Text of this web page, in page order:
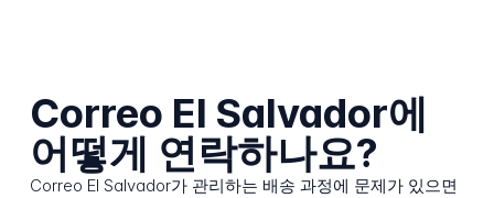
Correo El Salvador에
어떻게 연락하나요?
Correo El Salvador가 관리하는 배송 과정에 문제가 있으면